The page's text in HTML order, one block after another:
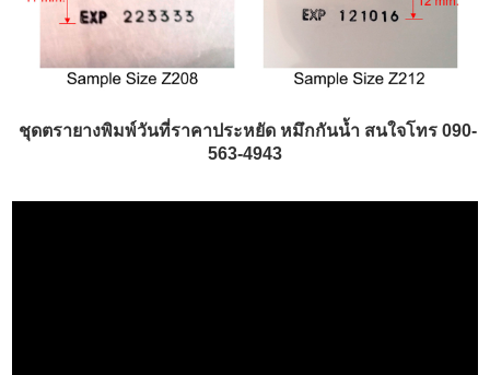
ชุดตรายางพิมพ์วันที่ราคาประหยัด หมึกกันน้ำ สนใจโทร 090-
563-4943